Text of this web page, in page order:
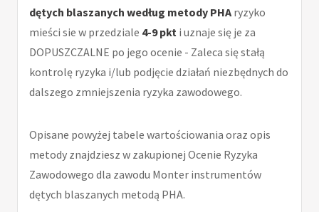
dętych blaszanych według metody PHA ryzyko
mieści sie w przedziale 4-9 pkt i uznaje się je za
DOPUSZCZALNE po jego ocenie - Zaleca się stałą
kontrolę ryzyka i/lub podjęcie działań niezbędnych do
dalszego zmniejszenia ryzyka zawodowego.
Opisane powyżej tabele wartościowania oraz opis
metody znajdziesz w zakupionej Ocenie Ryzyka
Zawodowego dla zawodu Monter instrumentów
dętych blaszanych metodą PHA.